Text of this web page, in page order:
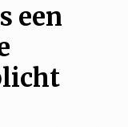
een